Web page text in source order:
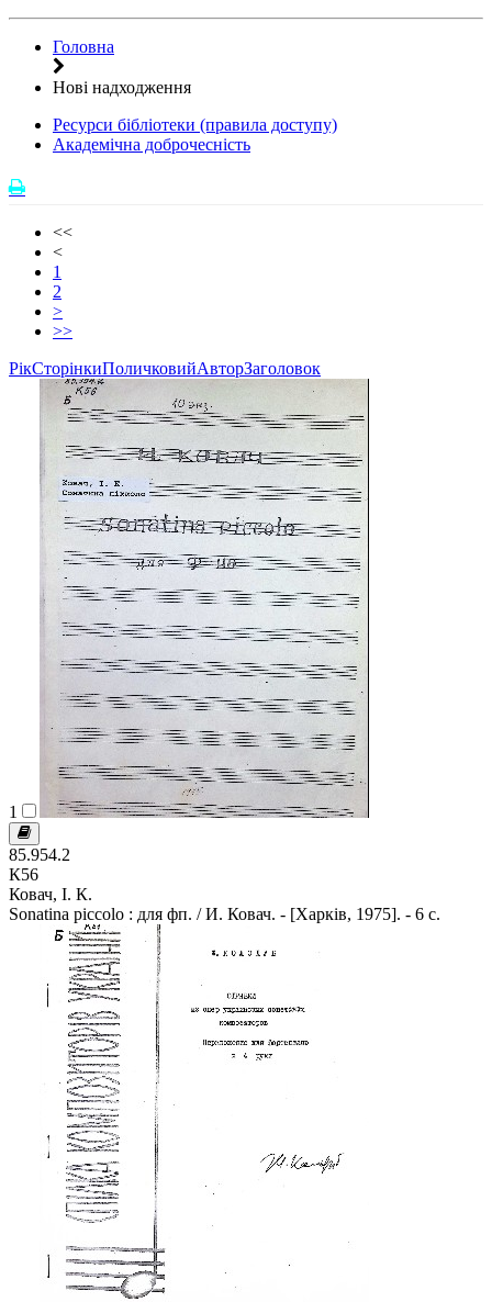
Головна
Нові надходження
Ресурси бібліотеки (правила доступу)
Академічна доброчесність
<<
<
1
2
>
>>
РікСторінкиПоличковийАвторЗаголовок
1
85.954.2
К56
Ковач, І. К.
Sonatina piccolo : для фп. / И. Ковач. - [Харків, 1975]. - 6 с.